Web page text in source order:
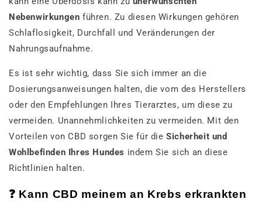
Nebenwirkungen führen. Zu diesen Wirkungen gehören
Schlaflosigkeit, Durchfall und Veränderungen der
Nahrungsaufnahme.
Es ist sehr wichtig, dass Sie sich immer an die
Dosierungsanweisungen halten, die vom des Herstellers
oder den Empfehlungen Ihres Tierarztes, um diese zu
vermeiden. Unannehmlichkeiten zu vermeiden. Mit den
Vorteilen von CBD sorgen Sie für dieSicherheit und
Wohlbefinden Ihres Hundes indem Sie sich an diese
Richtlinien halten.
❓ Kann CBD meinem an Krebs erkrankten